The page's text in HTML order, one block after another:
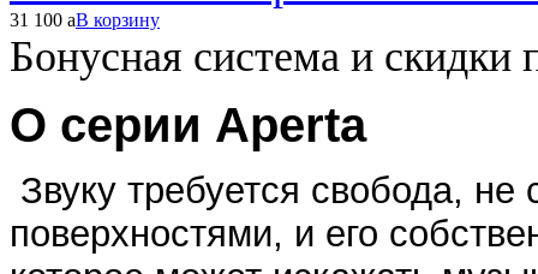
31 100 aВ корзину
Бонусная система и скидки
О серии Aperta
Звуку требуется свобода,
поверхностями, и его